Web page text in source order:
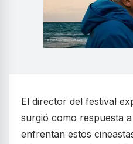
El director del festival
surgió como respuesta
enfrentan estos